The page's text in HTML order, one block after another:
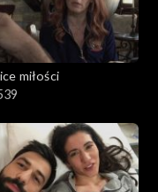
miłości